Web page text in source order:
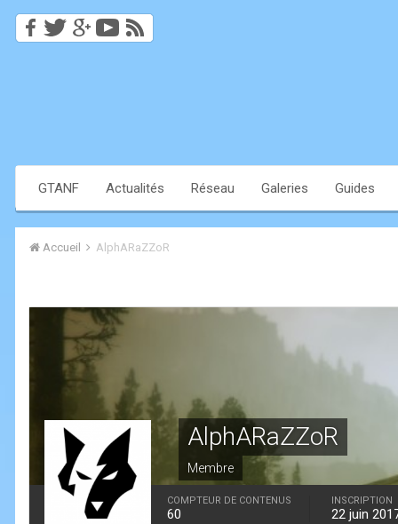
GTANF Actualités Réseau Galeries Guides
Accueil AlphARaZZoR
AlphARaZZoR
Membre
COMPTEUR DE CONTENUS
60
INSCRIPTION
22 juin